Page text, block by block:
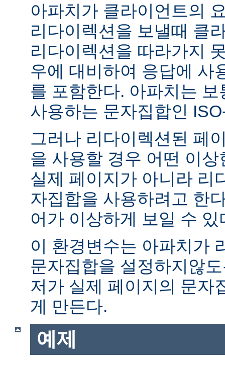
아파치가 클라이언트의
리다이렉션을 보낼때 클
리다이렉션을 따라가지
우에 대비하여 응답에 사
를 포함한다. 아파치는
사용하는 문자집합인
그러나 리다이렉션된 페
을 사용할 경우 어떤 이
실제 페이지가 아니라 리
자집합을 사용하려고 한
어가 이상하게 보일 수 있
이 환경변수는 아파치가
문자집합을 설정하지않
저가 실제 페이지의 문자
게 만든다.
예제